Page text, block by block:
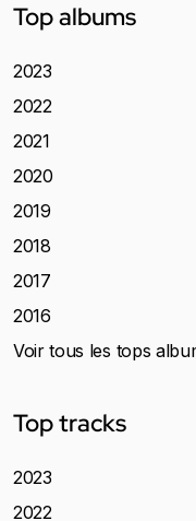
Top albums
2023
2022
2021
2020
2019
2018
2017
2016
Voir tous les tops
Top tracks
2023
2022